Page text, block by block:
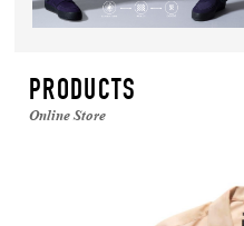
PRODUCTS
Online Store